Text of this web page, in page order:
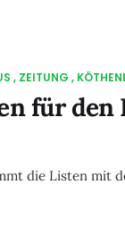
ZEITUNG
für den
die Listen mit